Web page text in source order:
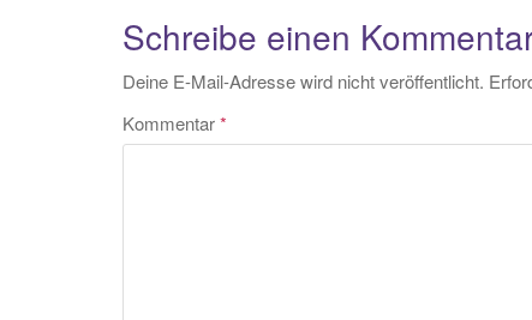
Schreibe einen
Deine E-Mail-Adresse wird nicht veröffentlicht.
Kommentar*